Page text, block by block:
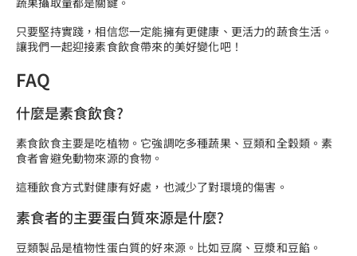
只要堅持實踐，相信您一定能擁有更健康、更活力的蔬食生活。
讓我們一起迎接素食飲食帶來的美好變化吧！
FAQ
什麼是素食飲食?
素食飲食主要是吃植物。它強調吃多種蔬果、豆類和全穀類。素
食者會避免動物來源的食物。
這種飲食方式對健康有好處，也減少了對環境的傷害。
素食者的主要蛋白質來源是什麼?
豆類製品是植物性蛋白質的好來源。比如豆腐、豆漿和豆餡。